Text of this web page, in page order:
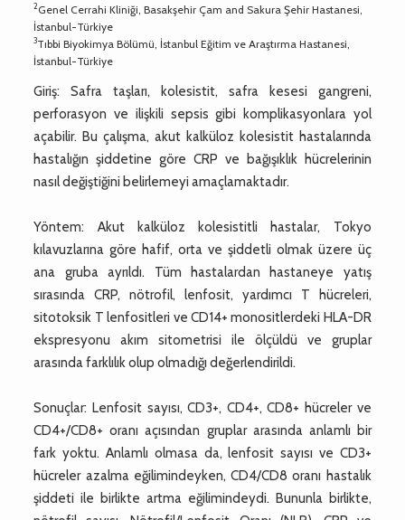
2Genel Cerrahi Kliniği, Basakşehir Çam and Sakura Şehir Hastanesi,
İstanbul-Türkiye
3Tıbbi Biyokimya Bölümü, İstanbul Eğitim ve Araştırma Hastanesi,
İstanbul-Türkiye
Giriş: Safra taşları, kolesistit, safra kesesi gangreni,
perforasyon ve ilişkili sepsis gibi komplikasyonlara yol
açabilir. Bu çalışma, akut kalküloz kolesistit hastalarında
hastalığın şiddetine göre CRP ve bağışıklık hücrelerinin
nasıl değiştiğini belirlemeyi amaçlamaktadır.
Yöntem: Akut kalküloz kolesistitli hastalar, Tokyo
kılavuzlarına göre hafif, orta ve şiddetli olmak üzere üç
ana gruba ayrıldı. Tüm hastalardan hastaneye yatış
sırasında CRP, nötrofil, lenfosit, yardımcı T hücreleri,
sitotoksik T lenfositleri ve CD14+ monositlerdeki HLA-DR
ekspresyonu akım sitometrisi ile ölçüldü ve gruplar
arasında farklılık olup olmadığı değerlendirildi.
Sonuçlar: Lenfosit sayısı, CD3+, CD4+, CD8+ hücreler ve
CD4+/CD8+ oranı açısından gruplar arasında anlamlı bir
fark yoktu. Anlamlı olmasa da, lenfosit sayısı ve CD3+
hücreler azalma eğilimindeyken, CD4/CD8 oranı hastalık
şiddeti ile birlikte artma eğilimindeydi. Bununla birlikte,